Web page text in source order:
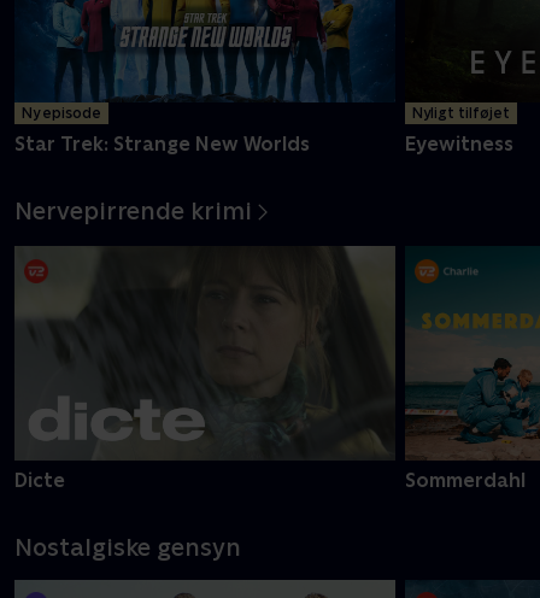
Ny episode
Star Trek: Strange New Worlds
Nyligt tilføjet
Eyewitness
Nervepirrende krimi
Dicte Sommerdahl
Nostalgiske gensyn